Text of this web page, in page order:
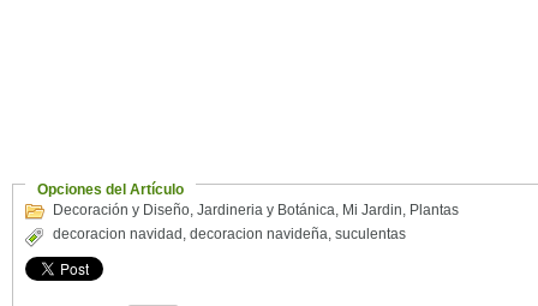
Opciones del Artículo
Decoración y Diseño, Jardineria y Botánica, Mi Jardin, Plantas
decoracion navidad , decoracion navideña, suculentas